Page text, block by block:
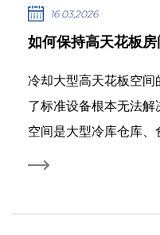
16 03,2026
冷却大型高天花板空间的真正挑战
了标准设备根本无法
空间是大型冷库仓库、
工业冷冻室，高天花